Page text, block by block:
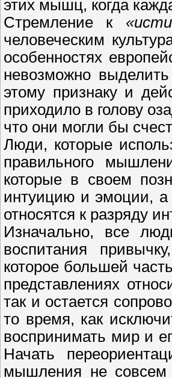
этих мышц, когда
Стремление к
человеческим
особенностях
невозможно
этому признаку и
приходило в голову
что они могли бы
Люди, которые
правильного
которые в своем
интуицию и эмоции, а
относятся к разряду
Изначально, все
воспитания
которое большей
представлениях
так и остается
то время, как
воспринимать мир и
Начать
мышления не совсем